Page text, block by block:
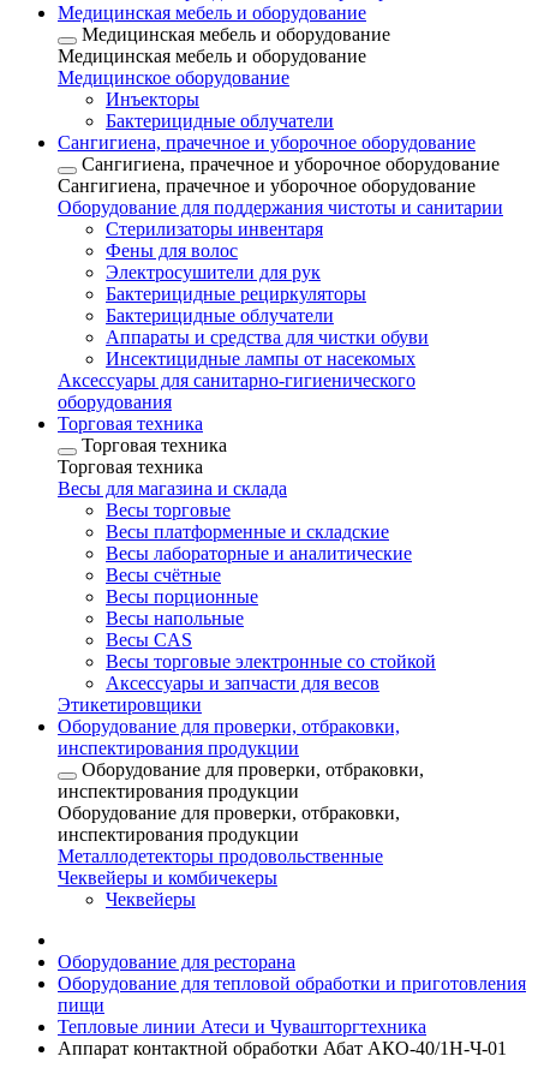
Медицинская мебель и оборудование
Медицинская мебель и оборудование
Медицинская мебель и оборудование
Медицинское оборудование
Инъекторы
Бактерицидные облучатели
Сангигиена, прачечное и уборочное оборудование
Сангигиена, прачечное и уборочное оборудование
Сангигиена, прачечное и уборочное оборудование
Оборудование для поддержания чистоты и санитарии
Стерилизаторы инвентаря
Фены для волос
Электросушители для рук
Бактерицидные рециркуляторы
Бактерицидные облучатели
Аппараты и средства для чистки обуви
Инсектицидные лампы от насекомых
Аксессуары для санитарно-гигиенического
оборудования
Торговая техника
Торговая техника
Торговая техника
Весы для магазина и склада
Весы торговые
Весы платформенные и складские
Весы лабораторные и аналитические
Весы счётные
Весы порционные
Весы напольные
Весы CAS
Весы торговые электронные со стойкой
Аксессуары и запчасти для весов
Этикетировщики
Оборудование для проверки, отбраковки,
инспектирования продукции
Оборудование для проверки, отбраковки,
инспектирования продукции
Оборудование для проверки, отбраковки,
инспектирования продукции
Металлодетекторы продовольственные
Чеквейеры и комбичекеры
Чеквейеры
Оборудование для ресторана
Оборудование для тепловой обработки и приготовления
пищи
Тепловые линии Атеси и Чувашторгтехника
Аппарат контактной обработки Абат АКО-40/1Н-Ч-01